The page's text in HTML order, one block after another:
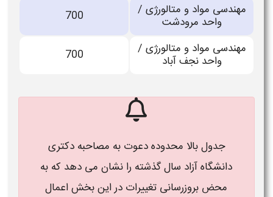
مهندسی مواد و متالورژی /
واحد مرودشت
700
مهندسی مواد و متالورژی /
واحد نجف آباد 700
جدول بالا محدوده دعوت به مصاحبه دکتری
دانشگاه آزاد سال گذشته را نشان می دهد که به
محض بروزرسانی تغییرات در این بخش اعمال